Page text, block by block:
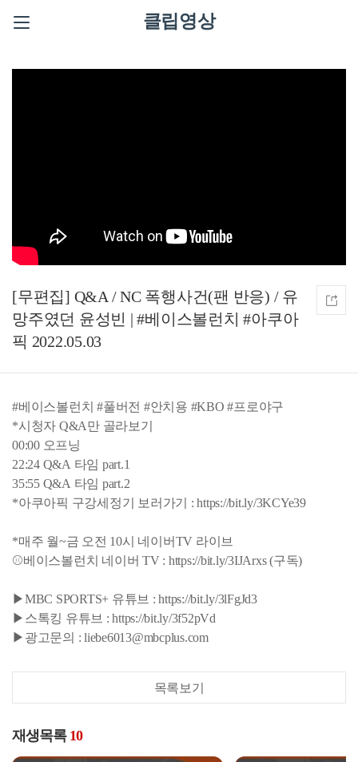
클립영상
[무편집] Q&A / NC 폭행사건(팬 반응) / 유
망주였던 윤성빈 | #베이스볼런치 #아쿠아
픽 2022.05.03
#베이스볼런치 #풀버전 #안치용 #KBO #프로야구
*시청자 Q&A만 골라보기
00:00 오프닝
22:24 Q&A 타임 part.1
35:55 Q&A 타임 part.2
*아쿠아픽 구강세정기 보러가기 : https://bit.ly/3KCYe39
*매주 월~금 오전 10시 네이버TV 라이브
⚾베이스볼런치 네이버 TV : https://bit.ly/3IJArxs (구독)
▶MBC SPORTS+ 유튜브 : https://bit.ly/3lFgJd3
▶스톡킹 유튜브 : https://bit.ly/3f52pVd
▶광고문의 : liebe6013@mbcplus.com
목록보기
재생목록 10